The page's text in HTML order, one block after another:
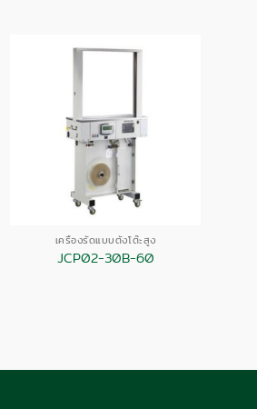
เครื่องรัดแบบตั้งโต๊ะสูง
JCP02-30B-60